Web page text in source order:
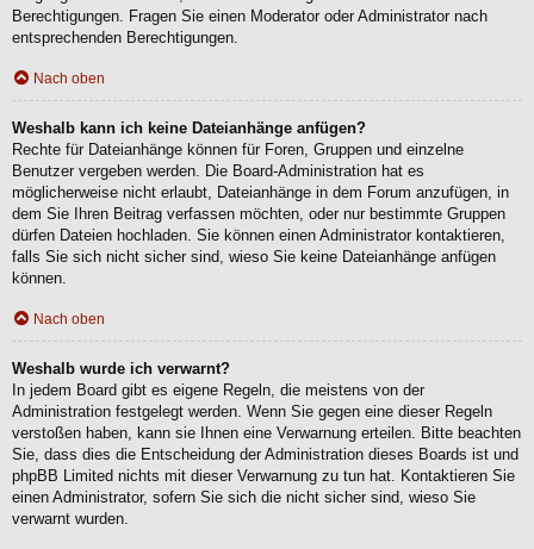
Berechtigungen. Fragen Sie einen Moderator oder Administrator nach
entsprechenden Berechtigungen.
Nach oben
Weshalb kann ich keine Dateianhänge anfügen?
Rechte für Dateianhänge können für Foren, Gruppen und einzelne
Benutzer vergeben werden. Die Board-Administration hat es
möglicherweise nicht erlaubt, Dateianhänge in dem Forum anzufügen, in
dem Sie Ihren Beitrag verfassen möchten, oder nur bestimmte Gruppen
dürfen Dateien hochladen. Sie können einen Administrator kontaktieren,
falls Sie sich nicht sicher sind, wieso Sie keine Dateianhänge anfügen
können.
Nach oben
Weshalb wurde ich verwarnt?
In jedem Board gibt es eigene Regeln, die meistens von der
Administration festgelegt werden. Wenn Sie gegen eine dieser Regeln
verstoßen haben, kann sie Ihnen eine Verwarnung erteilen. Bitte beachten
Sie, dass dies die Entscheidung der Administration dieses Boards ist und
phpBB Limited nichts mit dieser Verwarnung zu tun hat. Kontaktieren Sie
einen Administrator, sofern Sie sich die nicht sicher sind, wieso Sie
verwarnt wurden.